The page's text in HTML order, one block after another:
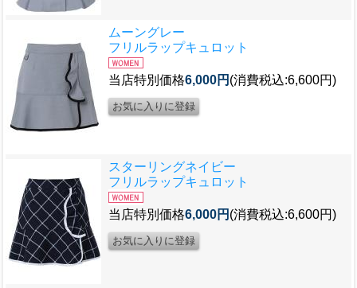
ムーングレー
フリルラップキュロット
当店特別価格6,000円 (消費税込:6,600円)
スターリングネイビー
フリルラップキュロット
当店特別価格6,000円 (消費税込:6,600円)